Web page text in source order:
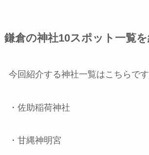
鎌倉の神社10スポット一覧を
今回紹介する神社一覧はこちらです
・佐助稲荷神社
・甘縄神明宮